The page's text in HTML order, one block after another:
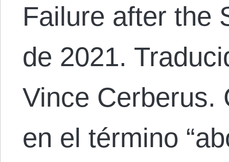
Failure after the
de 2021.
Vince Cerberus.
en el término